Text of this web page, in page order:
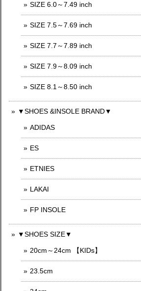
SIZE 6.0～7.49 inch
SIZE 7.5～7.69 inch
SIZE 7.7～7.89 inch
SIZE 7.9～8.09 inch
SIZE 8.1～8.50 inch
▼SHOES &INSOLE BRAND▼
ADIDAS
ES
ETNIES
LAKAI
FP INSOLE
▼SHOES SIZE▼
20cm～24cm 【KIDs】
23.5cm